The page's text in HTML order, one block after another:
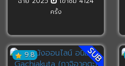
ครั้ง
9.8 SUB